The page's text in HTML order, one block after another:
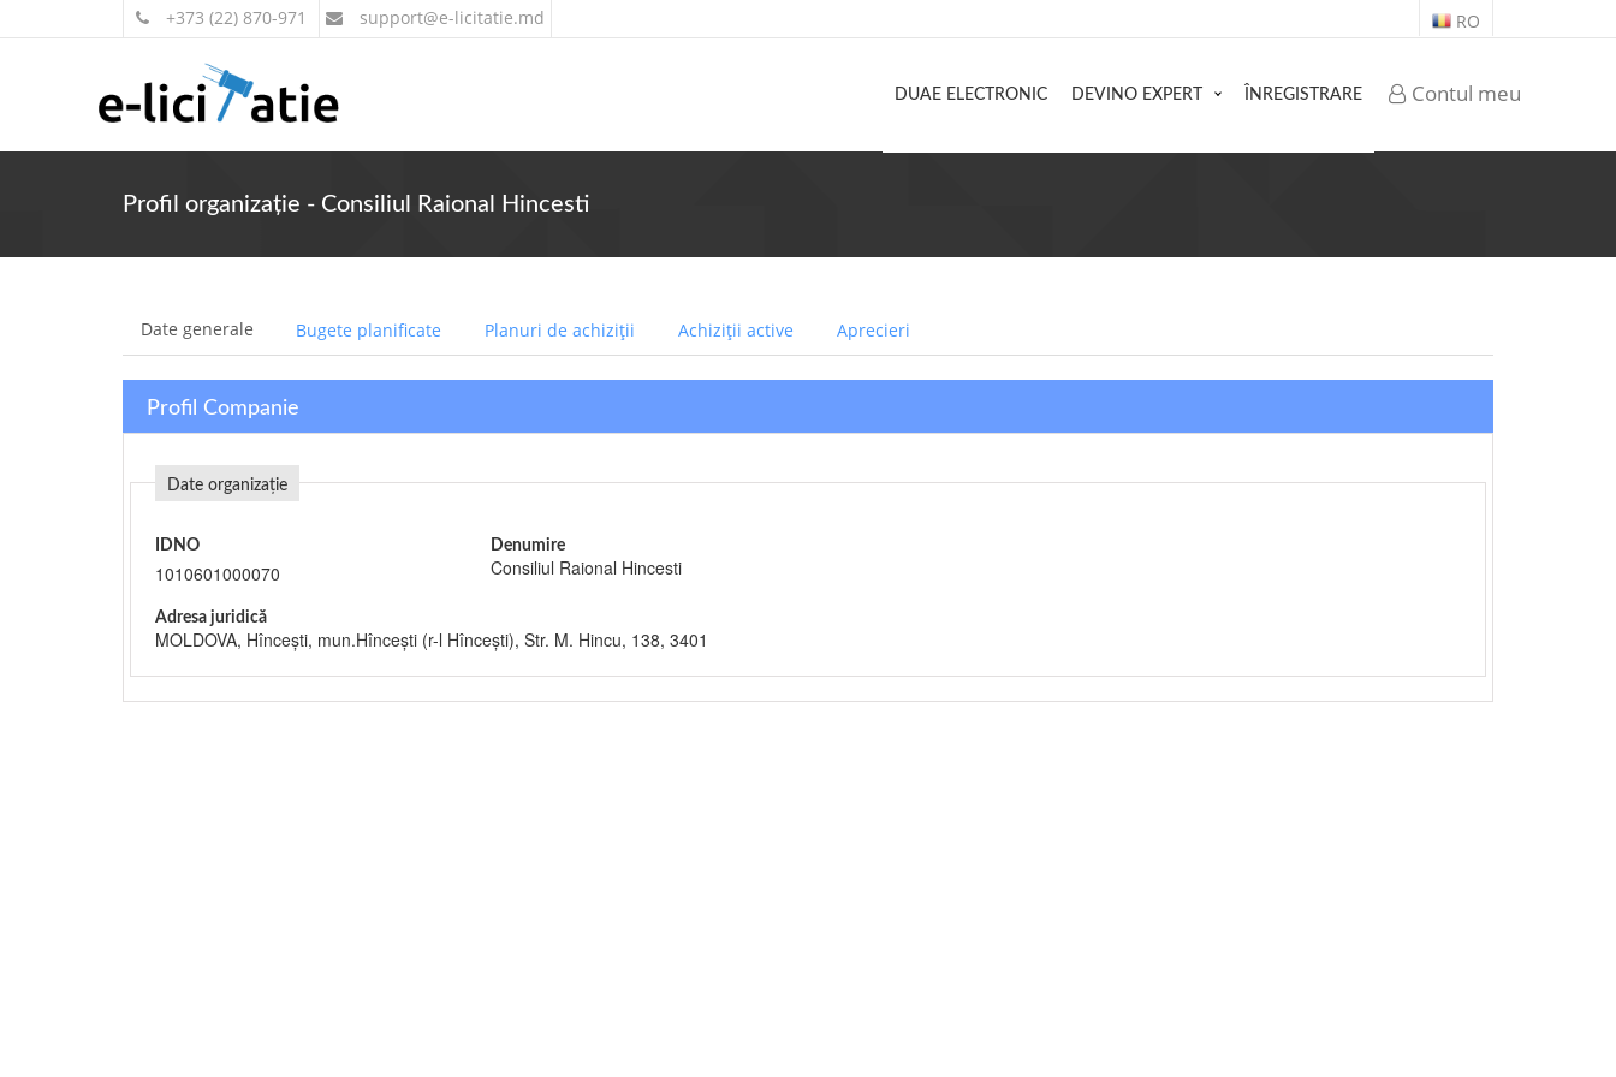
+373 (22) 870-971 support@e-licitatie.md RO
Contul meu
DUAE ELECTRONIC DEVINO EXPERT ÎNREGISTRARE
Profil organizație - Consiliul Raional Hincesti
Date generale Bugete planificate Planuri de achiziții Achiziții active Aprecieri
Profil Companie
Date organizație
IDNO
1010601000070
Denumire
Consiliul Raional Hincesti
Adresa juridică
MOLDOVA, Hînceşti, mun.Hînceşti (r-l Hînceşti), Str. M. Hincu, 138, 3401